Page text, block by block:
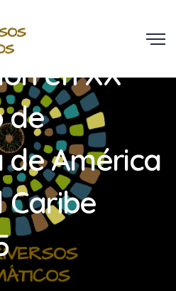
en XX
de
América
Caribe